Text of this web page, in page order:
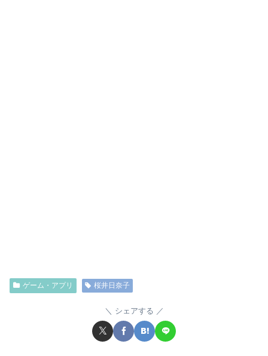
ゲーム・アプリ 桜井日奈子
シェアする